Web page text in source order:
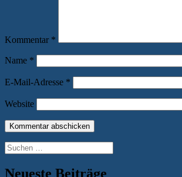
Kommentar *
Name *
E-Mail-Adresse *
Website
Suchen
nach:
Neueste Beiträge